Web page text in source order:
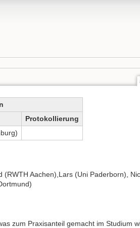
Protokollierung
Aachen),Lars (Uni Paderborn),
zum Praxisanteil gemacht im Studium